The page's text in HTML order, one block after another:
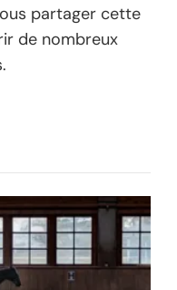
partager cette
de nombreux